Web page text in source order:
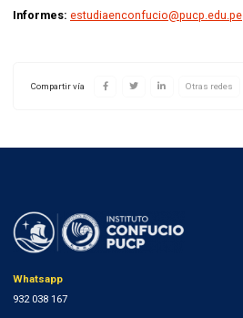
Informes: estudiaenconfucio@pucp.edu.pe
Compartir vía Otras redes
Whatsapp
932 038 167